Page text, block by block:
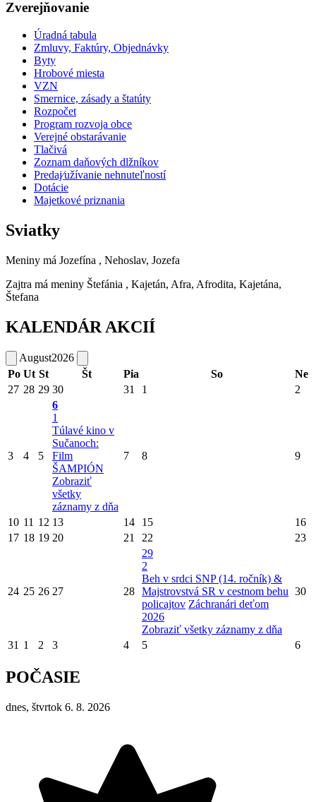
Zverejňovanie
Úradná tabula
Zmluvy, Faktúry, Objednávky
Byty
Hrobové miesta
VZN
Smernice, zásady a štatúty
Rozpočet
Program rozvoja obce
Verejné obstarávanie
Tlačivá
Zoznam daňových dlžníkov
Predaj⁄užívanie nehnuteľností
Dotácie
Majetkové priznania
Sviatky
Meniny má Jozefína , Nehoslav, Jozefa
Zajtra má meniny Štefánia , Kajetán, Afra, Afrodita, Kajetána,
Štefana
KALENDÁR AKCIÍ
August2026
Po Ut St Št Pia So
Ne
27 28 29 30 31 1 2
3 4 5
6
1
Túlavé kino v
Sučanoch:
Film
ŠAMPIÓN
Zobraziť
všetky
záznamy z dňa
7 8 9
10 11 12 13 14 15
16
17 18 19 20 21 22 23
24 25 26 27 28
29
2
Beh v srdci SNP (14. ročník) &
Majstrovstvá SR v cestnom behu
policajtov Záchranári deťom
2026
Zobraziť všetky záznamy z dňa
30
31 1 2 3 4 5 6
POČASIE
dnes, štvrtok 6. 8. 2026